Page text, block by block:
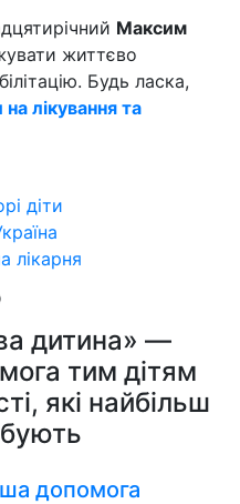
Максим
життєво
Будь ласка,
лікування та
діти
лікарня
дитина» —
тим дітям
які найбільш
допомога